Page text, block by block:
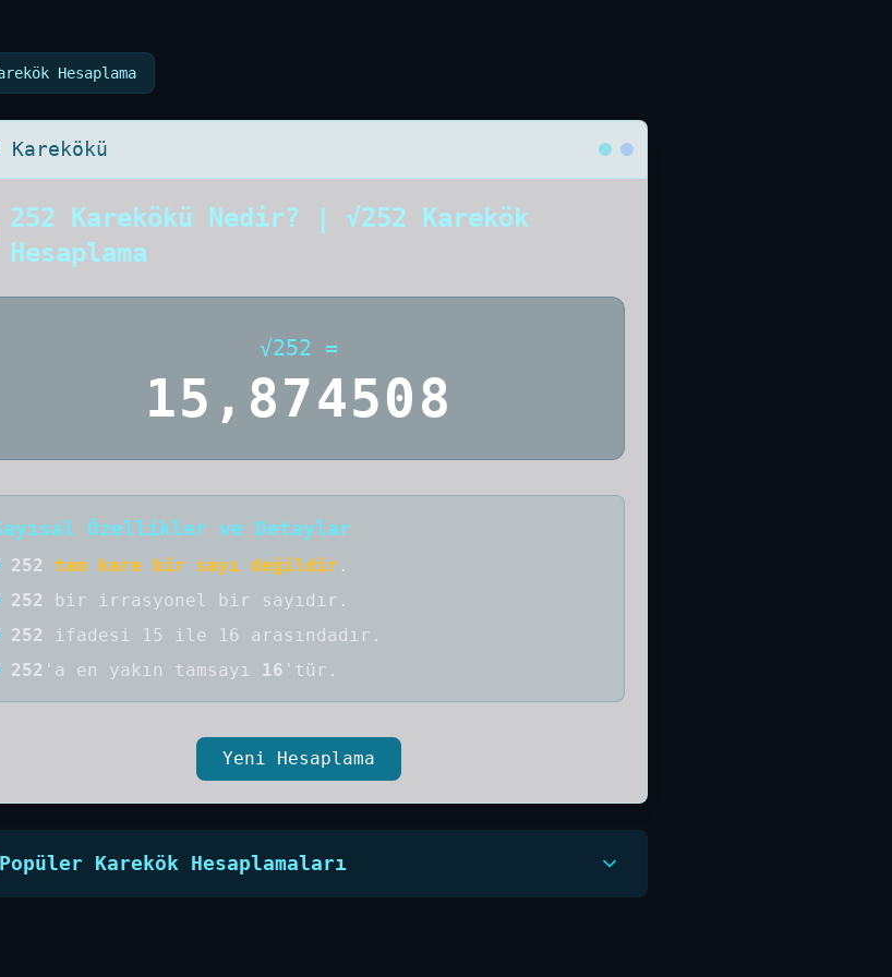
Hesaplama
Karekökü
252 Karekökü Nedir? | √252 Karekök
Hesaplama
√252 =
15,874508
Özellikler ve Detaylar
252 tam kare bir sayı değildir .
252 bir irrasyonel bir sayıdır .
252
ifadesi 15 ile 16 arasındadır.
252 'a en yakın tamsayı 16 'tür.
Yeni Hesaplama
Popüler Karekök Hesaplamaları